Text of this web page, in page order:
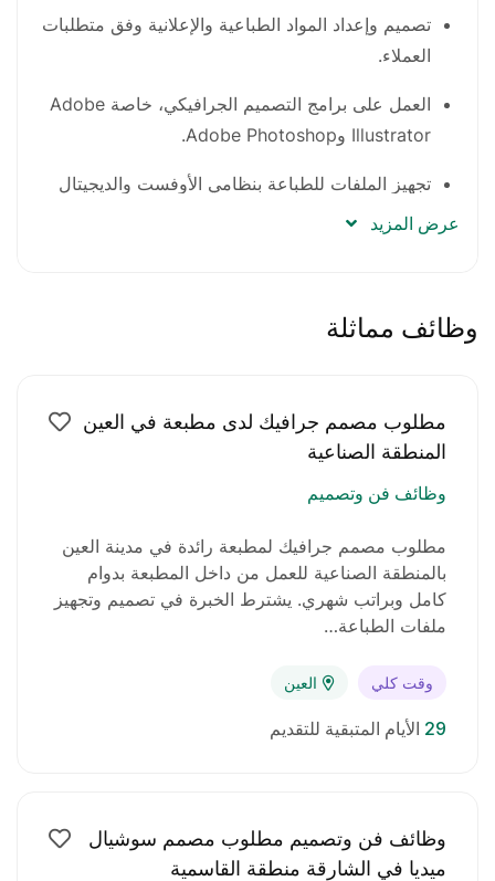
تصميم وإعداد المواد الطباعية والإعلانية وفق متطلبات
العملاء.
العمل على برامج التصميم الجرافيكي، خاصة Adobe
Illustrator وAdobe Photoshop.
تجهيز الملفات للطباعة بنظامي الأوفست والديجيتال
والتأكد من دقة الألوان والجودة النهائية.
التأكد من تطابق التصاميم مع المعايير الطباعية
وضمان إخراجها بأفضل جودة.
واحد.
متطلبات الوظيفة:
الدولة، ويفضّل في المطابع.
إتقان العمل على Adobe Illustrator وAdobe
Photoshop.
خبرة في تجهيز الملفات للطباعة بنظامي الأوفست
والديجيتال.
الوقت المحدد.
عرض المزيد
وظائف مماثلة
مطلوب مصمم جرافيك لدى مطبعة في العين
المنطقة الصناعية
وظائف فن وتصميم
مطلوب مصمم جرافيك لمطبعة رائدة في مدينة العين
بالمنطقة الصناعية للعمل من داخل المطبعة بدوام
كامل وبراتب شهري. يشترط الخبرة في تصميم وتجهيز
ملفات الطباعة…
وقت كلي العين
29 الأيام المتبقية للتقديم
وظائف فن وتصميم مطلوب مصمم سوشيال
ميديا في الشارقة منطقة القاسمية